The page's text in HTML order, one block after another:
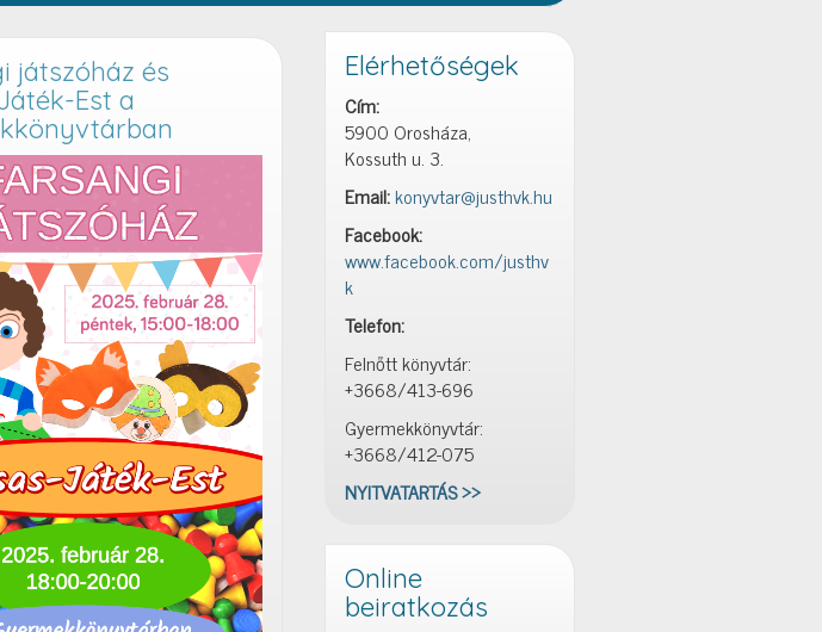
játszóház és
Est a
Elérhetőségek
Cím:
5900 Orosháza,
Kossuth u. 3.
Email:konyvtar@justhvk.hu
Facebook:
www.facebook.com/justhv
k
Telefon:
Felnőtt könyvtár:
+3668/413-696
Gyermekkönyvtár:
+3668/412-075
NYITVATARTÁS >>
Online
beiratkozás